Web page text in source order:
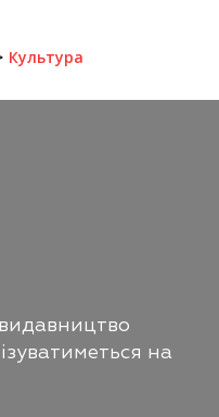
Культура
видавництво
на